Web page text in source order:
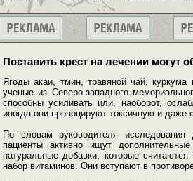
Поставить крест на лечении могут
Ягоды акаи, тмин, травяной чай, куркума
ученые из Северо-западного
способны усиливать или, наоборот,
иногда они провоцируют токсичную и
По словам руководителя
пациенты активно ищут
натуральные добавки, которые
набор витаминов. Они вступают в